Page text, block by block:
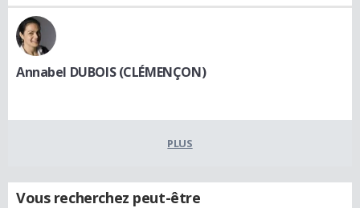
Annabel DUBOIS (CLÉMENÇON)
PLUS
Vous recherchez peut-être